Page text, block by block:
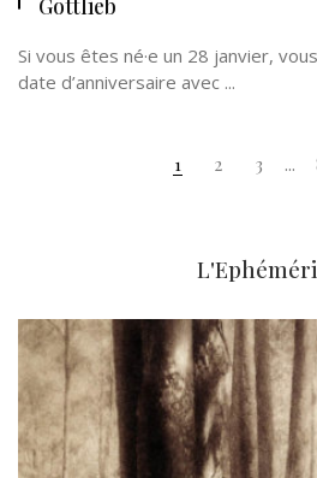
Si vous êtes né·e un 28 janvier,
date d’anniversaire avec ...
1 2 3 ...